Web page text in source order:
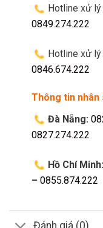
Hotline xử
0849.274.222
Hotline xử
0846.674.222
Thông tin nhân
Đà Nẵng:
0827.274.222
Hồ Chí Minh:
– 0855.874.222